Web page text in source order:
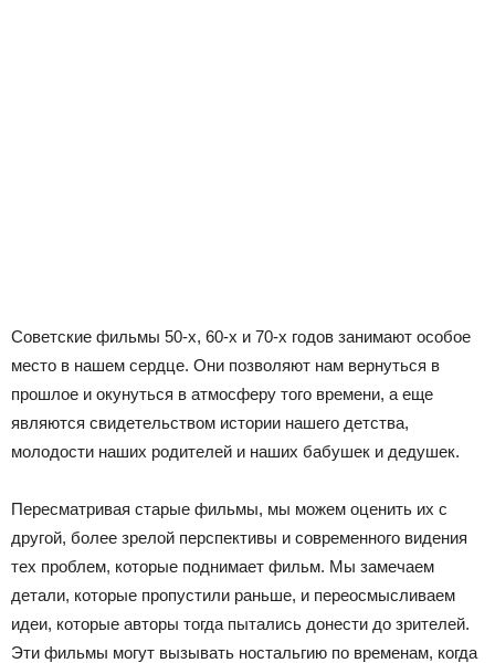
Советские фильмы 50-х, 60-х и 70-х годов занимают особое
место в нашем сердце. Они позволяют нам вернуться в
прошлое и окунуться в атмосферу того времени, а еще
являются свидетельством истории нашего детства,
молодости наших родителей и наших бабушек и дедушек.
Пересматривая старые фильмы, мы можем оценить их с
другой, более зрелой перспективы и современного видения
тех проблем, которые поднимает фильм. Мы замечаем
детали, которые пропустили раньше, и переосмысливаем
идеи, которые авторы тогда пытались донести до зрителей.
Эти фильмы могут вызывать ностальгию по временам, когда